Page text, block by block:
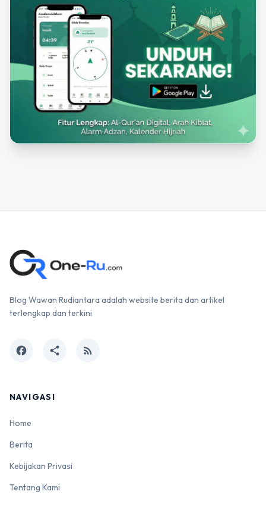
Blog Wawan Rudiantara adalah website berita dan artikel
terlengkap dan terkini
facebook share rss_feed
NAVIGASI
Home
Berita
Kebijakan Privasi
Tentang Kami